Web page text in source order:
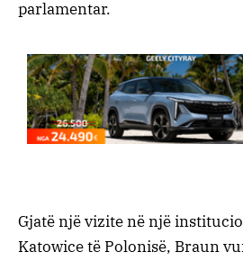
parlamentar.
Gjatë një vizite në një
Katowice të Polonisë, Braun